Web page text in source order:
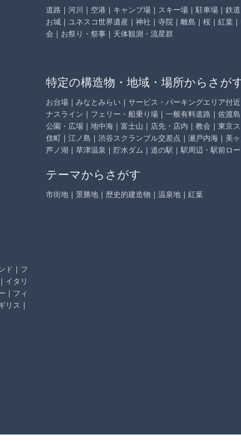
ド ｜ フ
｜ イタリ
｜ フィ
リス ｜
道路 ｜ 河川 ｜ 空港 ｜ キャンプ場 ｜ スキー場 ｜ 駐車場 ｜ 鉄道
お城 ｜ ユネスコ世界遺産 ｜ 神社 ｜ 寺院 ｜ 離島 ｜ 桜 ｜ 紅葉 ｜
会 ｜ お祭り・祭事 ｜ 天体観測・流星群
特定の構造物・地域・場所からさが
お台場 ｜ みなとみらい ｜ サービス・パーキングエリア付近
ナスライン ｜ フェリー・船乗り場 ｜ 一般有料道路 ｜ 佐渡島
公園・広場 ｜ 地中海 ｜ 富士山 ｜ 店先・店内 ｜ 教会 ｜ 東京
伎町 ｜ 江ノ島 ｜ 渋谷スクランブル交差点 ｜ 瀬戸内海 ｜ 美
芦ノ湖 ｜ 草津温泉 ｜ 貯水ダム ｜ 道の駅 ｜ 駅周辺・駅前ロ
テーマからさがす
市街地 ｜ 景勝地 ｜ 歴史的建造物 ｜ 温泉地 ｜ 紅葉